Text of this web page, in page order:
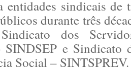
entidades sindicais de
durante três
dos
e Sindicato
Social – SINTSPREV.